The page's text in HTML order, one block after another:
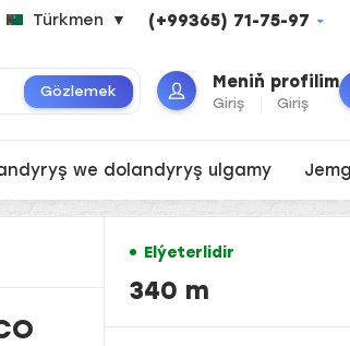
Türkmen ▼ (+99365) 71-75-97
Gözlemek Meniň profilim
Giriş Giriş
we dolandyryş ulgamy
Elýeterlidir
340 m